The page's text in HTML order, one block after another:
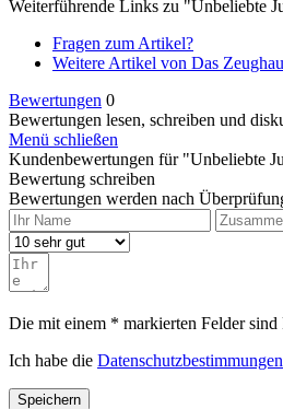
Weiterführende Links zu "Unbeliebte
Fragen zum Artikel?
Weitere Artikel von Das
Bewertungen 0
Bewertungen lesen, schreiben und
Menü schließen
Kundenbewertungen für "Unbeliebte
Bewertung schreiben
Bewertungen werden nach
Die mit einem * markierten Felder sind
Ich habe die Datenschutzbestimmungen
Speichern